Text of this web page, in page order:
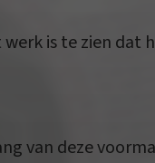
is te zien dat
van deze